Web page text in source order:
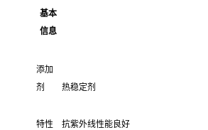
基本
信息
添加
剂
热稳定剂
特性
抗紫外线性能良好